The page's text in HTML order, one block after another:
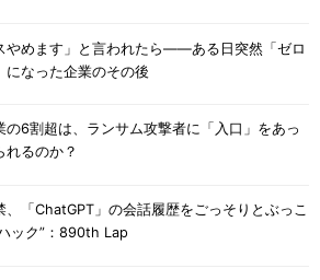
やめます」と言われたら――ある日突然「ゼロ
になった企業のその後
の6割超は、ランサム攻撃者に「入口」をあっ
れるのか？
、「ChatGPT」の会話履歴をごっそりとぶっこ
ック”：890th Lap